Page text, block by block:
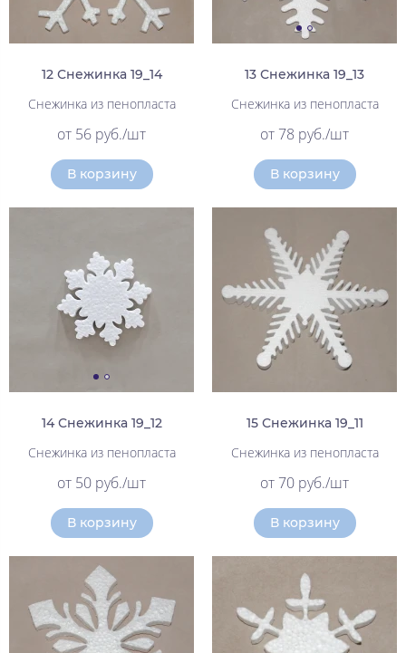
12 Снежинка 19_14
Снежинка из пенопласта
от 56 руб./шт
В корзину
13 Снежинка 19_13
Снежинка из пенопласта
от 78 руб./шт
В корзину
14 Снежинка 19_12
Снежинка из пенопласта
от 50 руб./шт
В корзину
15 Снежинка 19_11
Снежинка из пенопласта
от 70 руб./шт
В корзину